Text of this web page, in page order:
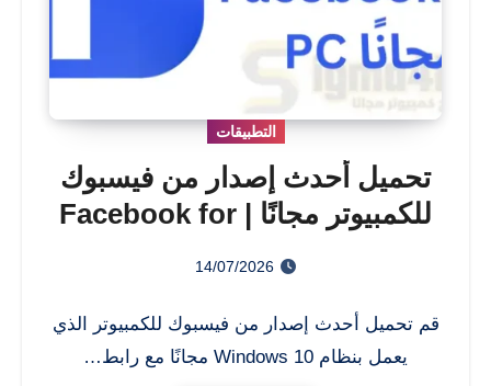
التطبيقات
تحميل أحدث إصدار من فيسبوك
للكمبيوتر مجانًا | Facebook for
14/07/2026
قم تحميل أحدث إصدار من فيسبوك للكمبيوتر الذي
يعمل بنظام Windows 10 مجانًا مع رابط…